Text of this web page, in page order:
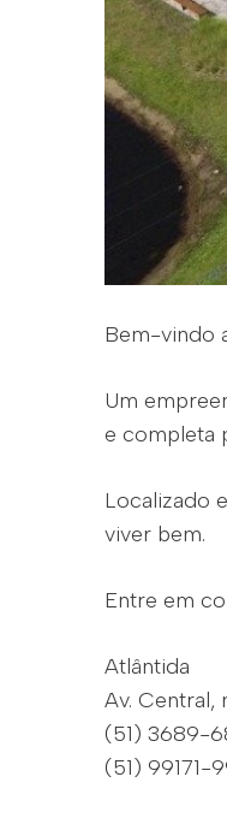
Bem-vindo
Um
e completa
Localizado
viver bem.
Entre em
Atlântida
Av. Central,
(51) 3689-
(51) 99171-